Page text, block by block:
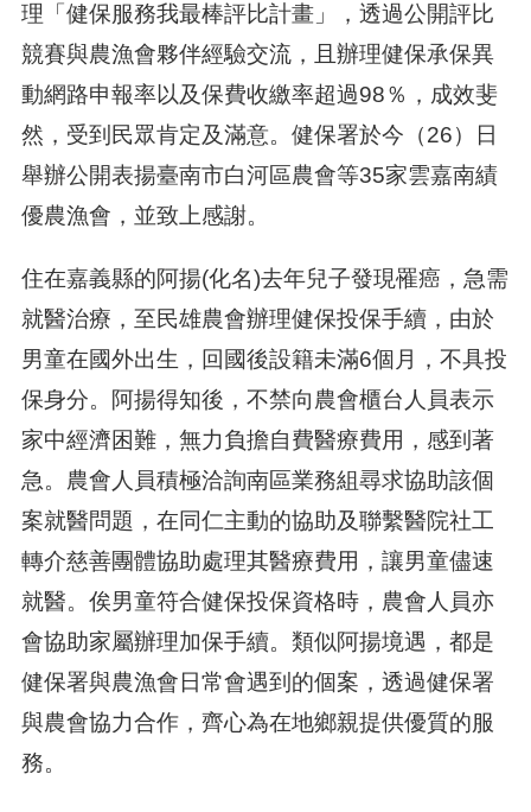
理「健保服務我最棒評比計畫」，透過公開評比
競賽與農漁會夥伴經驗交流，且辦理健保承保異
動網路申報率以及保費收繳率超過98％，成效斐
然，受到民眾肯定及滿意。健保署於今（26）日
舉辦公開表揚臺南市白河區農會等35家雲嘉南績
優農漁會，並致上感謝。
住在嘉義縣的阿揚(化名)去年兒子發現罹癌，急需
就醫治療，至民雄農會辦理健保投保手續，由於
男童在國外出生，回國後設籍未滿6個月，不具投
保身分。阿揚得知後，不禁向農會櫃台人員表示
家中經濟困難，無力負擔自費醫療費用，感到著
急。農會人員積極洽詢南區業務組尋求協助該個
案就醫問題，在同仁主動的協助及聯繫醫院社工
轉介慈善團體協助處理其醫療費用，讓男童儘速
就醫。俟男童符合健保投保資格時，農會人員亦
會協助家屬辦理加保手續。類似阿揚境遇，都是
健保署與農漁會日常會遇到的個案，透過健保署
與農會協力合作，齊心為在地鄉親提供優質的服
務。